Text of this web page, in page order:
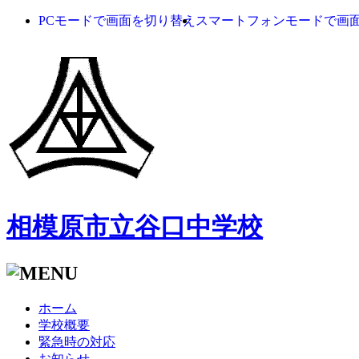
PCモードで画面を切り替え スマートフォンモードで画
相模原市立谷口中学校
ホーム
学校概要
緊急時の対応